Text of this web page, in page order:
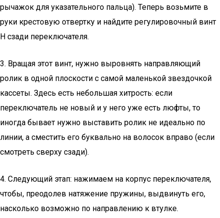
рычажок для указательного пальца). Теперь возьмите в
руки крестовую отвертку и найдите регулировочный винт
Н сзади переключателя.
3. Вращая этот винт, нужно выровнять направляющий
ролик в одной плоскости с самой маленькой звездочкой
кассеты. Здесь есть небольшая хитрость: если
переключатель не новый и у него уже есть люфты, то
иногда бывает нужно выставить ролик не идеально по
линии, а сместить его буквально на волосок вправо (если
смотреть сверху сзади).
4. Следующий этап: нажимаем на корпус переключателя,
чтобы, преодолев натяжение пружины, выдвинуть его,
насколько возможно по направлению к втулке.